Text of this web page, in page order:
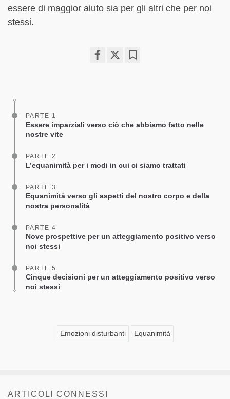
essere di maggior aiuto sia per gli altri che per noi
stessi.
PARTE 1
Essere imparziali verso ciò che abbiamo fatto nelle
nostre vite
PARTE 2
L’equanimità per i modi in cui ci siamo trattati
PARTE 3
Equanimità verso gli aspetti del nostro corpo e della
nostra personalità
PARTE 4
Nove prospettive per un atteggiamento positivo verso
noi stessi
PARTE 5
Cinque decisioni per un atteggiamento positivo verso
noi stessi
Emozioni disturbanti Equanimità
ARTICOLI CONNESSI